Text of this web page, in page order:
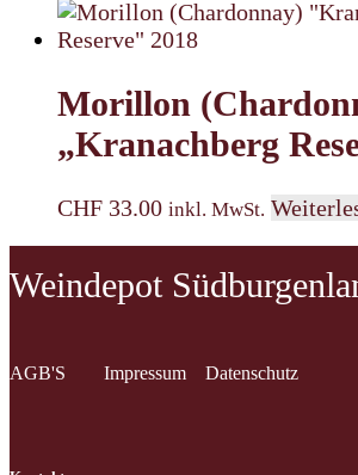
Morillon
„Kranachberg
CHF 33.00 inkl. MwSt.
Weindepot
AGB'S Impressum Datenschutz